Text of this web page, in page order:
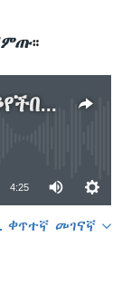
።
ኢትዮጵያ በተመድ አባልነት የቆየችበት ጊዜ ፍሬያማ ነበር ተባለ
4:25
ቀጥተኛ መገናኛ